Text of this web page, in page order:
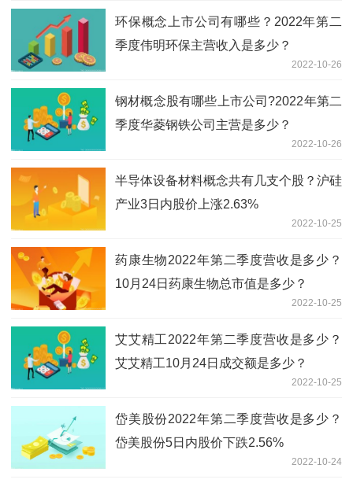
环保概念上市公司有哪些？2022年第二
季度伟明环保主营收入是多少？
2022-10-26
钢材概念股有哪些上市公司?2022年第二
季度华菱钢铁公司主营是多少？
2022-10-26
半导体设备材料概念共有几支个股？沪硅
产业3日内股价上涨2.63%
2022-10-25
药康生物2022年第二季度营收是多少？
10月24日药康生物总市值是多少？
2022-10-25
艾艾精工2022年第二季度营收是多少？
艾艾精工10月24日成交额是多少？
2022-10-25
岱美股份2022年第二季度营收是多少？
岱美股份5日内股价下跌2.56%
2022-10-24